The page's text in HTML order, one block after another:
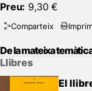
Preu: 9,30 €
Comparteix
De la mateixa
Llibres
El